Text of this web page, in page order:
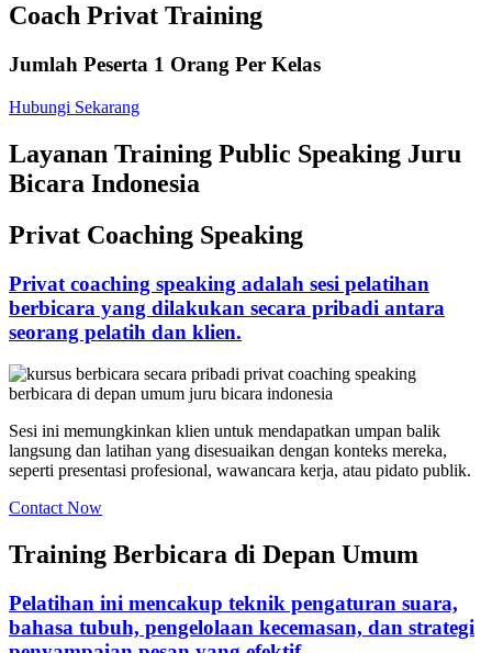
Coach Privat Training
Jumlah Peserta 1 Orang Per Kelas
Hubungi Sekarang
Layanan Training Public Speaking Juru
Bicara Indonesia
Privat Coaching Speaking
Privat coaching speaking adalah sesi pelatihan
berbicara yang dilakukan secara pribadi antara
seorang pelatih dan klien.
Sesi ini memungkinkan klien untuk mendapatkan umpan balik
langsung dan latihan yang disesuaikan dengan konteks mereka,
seperti presentasi profesional, wawancara kerja, atau pidato publik.
Contact Now
Training Berbicara di Depan Umum
Pelatihan ini mencakup teknik pengaturan suara,
bahasa tubuh, pengelolaan kecemasan, dan strategi